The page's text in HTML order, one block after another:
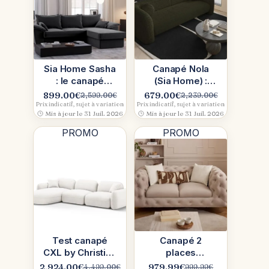
Sia Home Sasha
: le canapé
convertible qui
soigne le style
(et
2,599.00€
Le
prix
initial
était :
899.00€Le
prix
actuel
est :
Prix indicatif, sujet à variation
Mis à jour le 31 Juil. 2026
Canapé Nola
(Sia Home) :
coussins boules
2,239.00€
Le
prix
initial
était :
2,239.00€.
679.00€Le
prix
actuel
est :
Prix indicatif, sujet à variation
Mis à jour le 31 Juil. 2026
PROMO
Test canapé
CXL by Christian
Lacroix (tissu
4,499.00€
PROMO
Canapé 2
places
Chesterfield
999.99€